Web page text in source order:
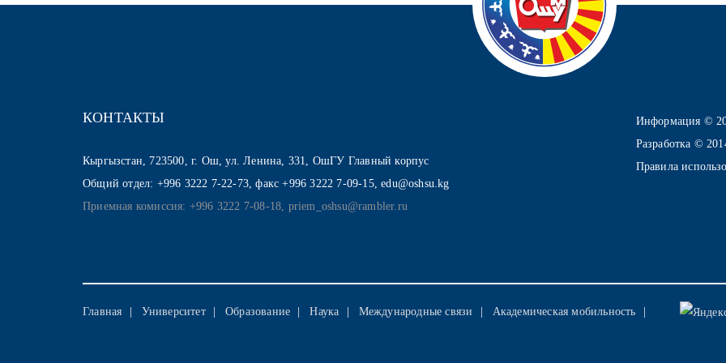
КОНТАКТЫ
Кыргызстан, 723500, г. Ош, ул. Ленина, 331, ОшГУ Главный корпус
Общий отдел: +996 3222 7-22-73, факс +996 3222 7-09-15, edu@oshsu.kg
Приемная комиссия: +996 3222 7-08-18, priem_oshsu@rambler.ru
Информация ©
Разработка ©
Правила
Главная Университет Образование Наука Международные связи Академическая мобильность